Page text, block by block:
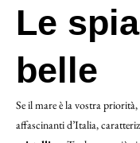
Le
belle
Se il mare è la vostra
affascinanti d’Italia,